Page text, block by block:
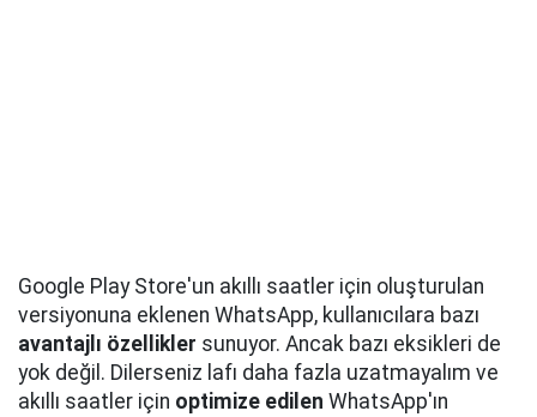
Google Play Store'un akıllı saatler için oluşturulan
versiyonuna eklenen WhatsApp, kullanıcılara bazı
avantajlı özellikler sunuyor. Ancak bazı eksikleri de
yok değil. Dilerseniz lafı daha fazla uzatmayalım ve
akıllı saatler için optimize edilen WhatsApp'ın